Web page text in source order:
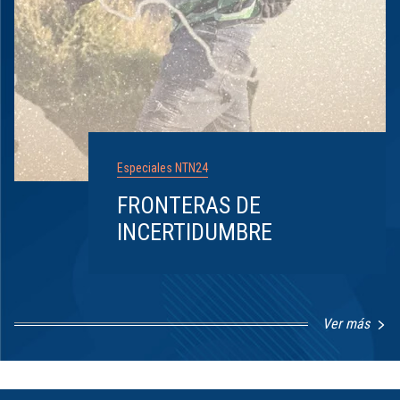
Especiales NTN24
FRONTERAS DE
INCERTIDUMBRE
Ver más
1
8